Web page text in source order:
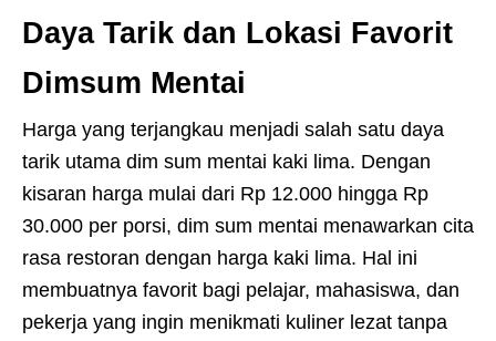
Daya Tarik dan Lokasi Favorit
Dimsum Mentai
Harga yang terjangkau menjadi salah satu daya
tarik utama dim sum mentai kaki lima. Dengan
kisaran harga mulai dari Rp 12.000 hingga Rp
30.000 per porsi, dim sum mentai menawarkan cita
rasa restoran dengan harga kaki lima. Hal ini
membuatnya favorit bagi pelajar, mahasiswa, dan
pekerja yang ingin menikmati kuliner lezat tanpa